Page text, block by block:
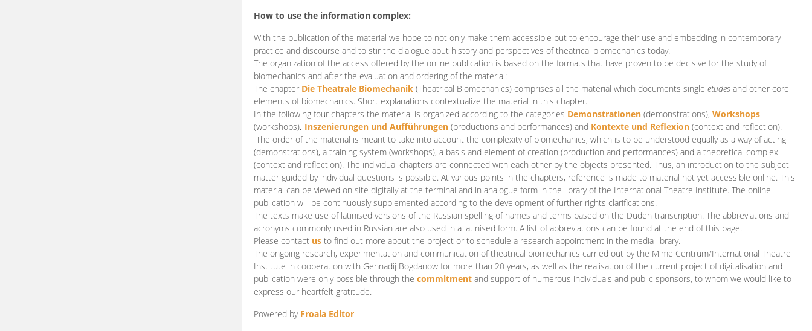
How to use the information complex:
With the publication of the material we hope to not only make them accessible but to encourage their use and embedding in contemporary
practice and discourse and to stir the dialogue abut history and perspectives of theatrical biomechanics today.
The organization of the access offered by the online publication is based on the formats that have proven to be decisive for the study of
biomechanics and after the evaluation and ordering of the material:
The chapter Die Theatrale Biomechanik (Theatrical Biomechanics) comprises all the material which documents single etudes and other core
elements of biomechanics. Short explanations contextualize the material in this chapter.
In the following four chapters the material is organized according to the categories Demonstrationen (demonstrations), Workshops
(workshops), Inszenierungen und Aufführungen (productions and performances) and Kontexte und Reflexion (context and reflection).
The order of the material is meant to take into account the complexity of biomechanics, which is to be understood equally as a way of acting
(demonstrations), a training system (workshops), a basis and element of creation (production and performances) and a theoretical complex
(context and reflection). The individual chapters are connected with each other by the objects presented. Thus, an introduction to the subject
matter guided by individual questions is possible. At various points in the chapters, reference is made to material not yet accessible online. This
material can be viewed on site digitally at the terminal and in analogue form in the library of the International Theatre Institute. The online
publication will be continuously supplemented according to the development of further rights clarifications.
The texts make use of latinised versions of the Russian spelling of names and terms based on the Duden transcription. The abbreviations and
acronyms commonly used in Russian are also used in a latinised form. A list of abbreviations can be found at the end of this page.
Please contact us to find out more about the project or to schedule a research appointment in the media library.
The ongoing research, experimentation and communication of theatrical biomechanics carried out by the Mime Centrum/International Theatre
Institute in cooperation with Gennadij Bogdanow for more than 20 years, as well as the realisation of the current project of digitalisation and
publication were only possible through the commitment and support of numerous individuals and public sponsors, to whom we would like to
express our heartfelt gratitude.
Powered by Froala Editor